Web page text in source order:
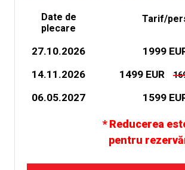
Date de
plecare
Tarif/
27.10.2026
1999
14.11.2026
1499 EUR
06.05.2027 1599
* Reducerea
pentru